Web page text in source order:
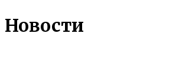
Новости